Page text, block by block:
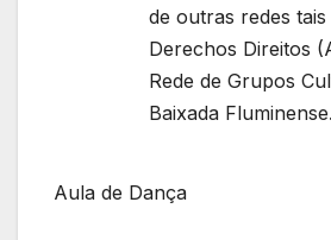
de outras redes
Derechos Direitos
Rede de Grupos
Baixada Fluminense.
Aula de Dança